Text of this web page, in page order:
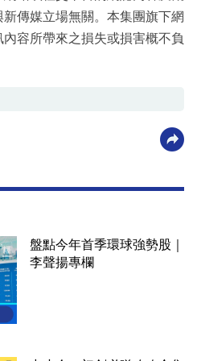
傳媒立場無關。本集團旗下網
容所帶來之損失或損害概不負
盤點今年首季環球強勢股｜
李聲揚專欄